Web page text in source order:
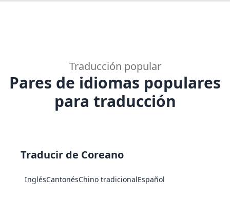
Traducción popular
Pares de idiomas populares
para traducción
Traducir de Coreano
InglésCantonésChino tradicionalEspañol